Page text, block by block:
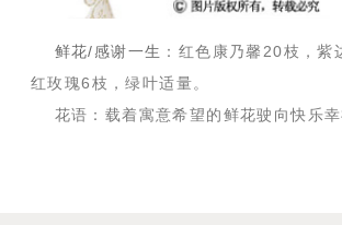
鲜花/感谢一生 ：红色康乃馨20枝，紫
红玫瑰6枝，绿叶适量。
花语：载着寓意希望的鲜花驶向快乐